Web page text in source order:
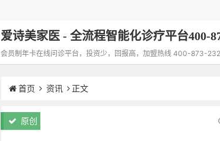
爱诗美家医 - 全流程智能化诊疗平台400-
会员制年卡在线问诊平台，投资少，回报高，加盟热线 400-873-
首页 资讯 正文
原创